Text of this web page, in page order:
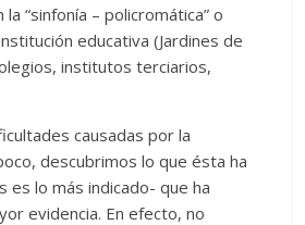
“sinfonía – policromática” o
educativa (Jardines de
institutos terciarios,
causadas por la
descubrimos lo que ésta ha
es lo más indicado- que ha
evidencia. En efecto, no